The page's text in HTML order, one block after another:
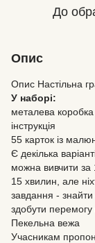
До
Опис
Опис Настільна
У наборі:
металева коробка
інструкція
55 карток із
Є декілька
можна вивчити
15 хвилин, але
завдання - знайти
здобути перемогу
Пекельна вежа
Учасникам